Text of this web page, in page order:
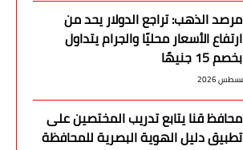
مرصد الذهب: تراجع الدولار يحد من
ارتفاع الأسعار محليًا والجرام يتداول
بخصم 15 جنيهًا
محافظ قنا يتابع تدريب المختصين على
تطبيق دليل الهوية البصرية للمحافظة